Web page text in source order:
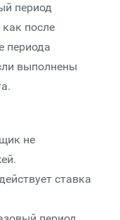
период
после
периода
выполнены
не
ставка